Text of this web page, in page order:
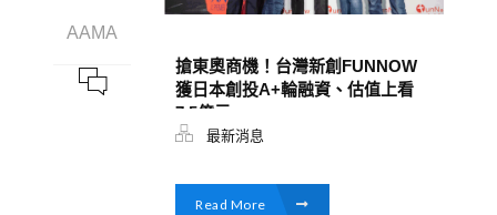
AAMA
搶東奧商機！台灣新創FUNNOW
獲日本創投A+輪融資、估值上看
7.5億元
最新消息
Read More